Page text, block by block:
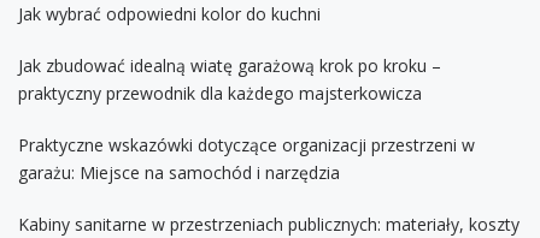
Jak wybrać odpowiedni kolor do kuchni
Jak zbudować idealną wiatę garażową krok po kroku –
praktyczny przewodnik dla każdego majsterkowicza
Praktyczne wskazówki dotyczące organizacji przestrzeni w
garażu: Miejsce na samochód i narzędzia
Kabiny sanitarne w przestrzeniach publicznych: materiały, koszty